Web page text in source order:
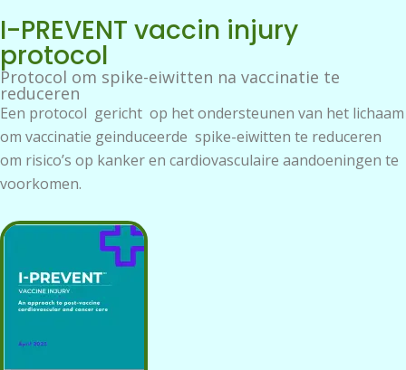
I-PREVENT vaccin injury
protocol
Protocol om spike-eiwitten na vaccinatie te
reduceren
Een protocol gericht op het ondersteunen van het lichaam
om vaccinatie geinduceerde spike-eiwitten te reduceren
om risico’s op kanker en cardiovasculaire aandoeningen te
voorkomen.